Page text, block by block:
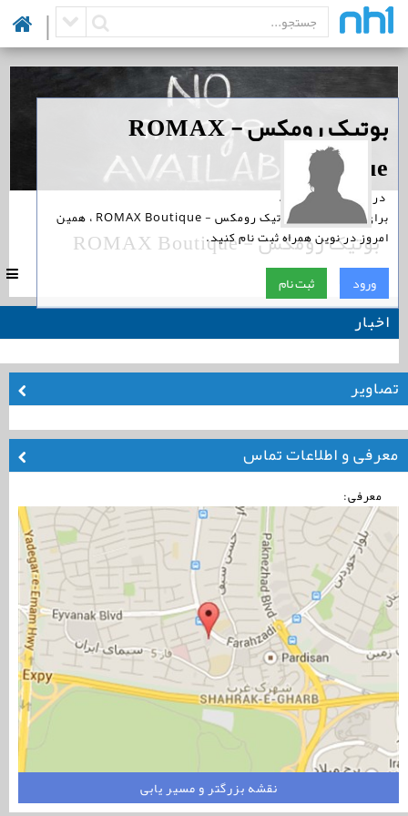
|
‏بوتیک رومکس - ROMAX
Boutique
‏ در نوین همراه است.
برای پیگیری اخبار بوتیک رومکس - ROMAX Boutique ، همین
امروز در نوین همراه ثبت نام کنید.
ورود ثبت نام
بوتیک رومکس - ROMAX Boutique
|
اخبار
تصاویر
معرفی و اطلاعات تماس
معرفی:
نقشه بزرگتر و مسیر یابی